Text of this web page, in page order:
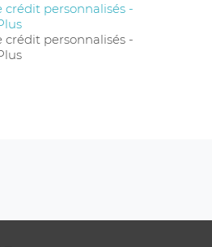
crédit personnalisés -
crédit personnalisés -